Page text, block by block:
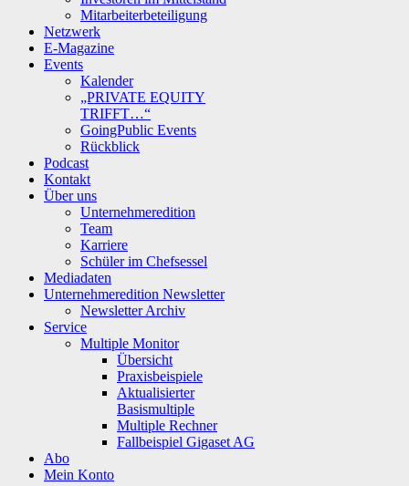
Mitarbeiterbeteiligung
Netzwerk
E-Magazine
Events
Kalender
„PRIVATE EQUITY
TRIFFT…“
GoingPublic Events
Rückblick
Podcast
Kontakt
Über uns
Unternehmeredition
Team
Karriere
Schüler im Chefsessel
Mediadaten
Unternehmeredition Newsletter
Newsletter Archiv
Service
Multiple Monitor
Übersicht
Praxisbeispiele
Aktualisierter
Basismultiple
Multiple Rechner
Fallbeispiel Gigaset AG
Abo
Mein Konto